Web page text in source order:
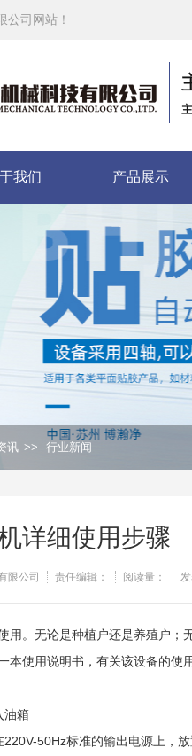
公司网站！
我们 产品展示
讯 >> 行业新闻
详细使用步骤
限公司 责任编辑： 阅读量：
用。无论是种植户还是养殖户；
本使用说明书，有关该设备的
油箱
50Hz标准的输出电源上，放